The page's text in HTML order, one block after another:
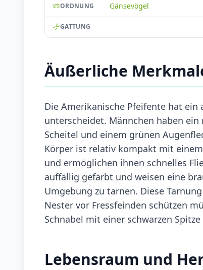
ORDNUNG Gänsevögel
GATTUNG --
Äußerliche
Die Amerikanische Pfeifente hat
unterscheidet. Männchen haben
Scheitel und einem grünen
Körper ist relativ kompakt mit
und ermöglichen ihnen schnelles
auffällig gefärbt und weisen eine
Umgebung zu tarnen. Diese
Nester vor Fressfeinden schützen
Schnabel mit einer schwarzen
Lebensraum und